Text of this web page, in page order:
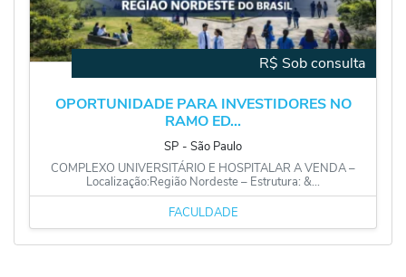
R$ Sob consulta
OPORTUNIDADE PARA INVESTIDORES NO
RAMO ED...
SP ‐ São Paulo
COMPLEXO UNIVERSITÁRIO E HOSPITALAR A VENDA –
Localização:Região Nordeste – Estrutura: &...
FACULDADE